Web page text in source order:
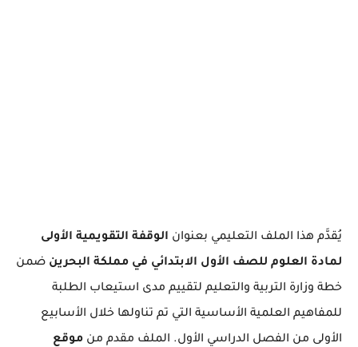
يُقدَّم هذا الملف التعليمي بعنوان الوقفة التقويمية الأولى
لمادة العلوم للصف الأول الابتدائي في مملكة البحرين ضمن
خطة وزارة التربية والتعليم لتقييم مدى استيعاب الطلبة
للمفاهيم العلمية الأساسية التي تم تناولها خلال الأسابيع
الأولى من الفصل الدراسي الأول. الملف مقدم من موقع